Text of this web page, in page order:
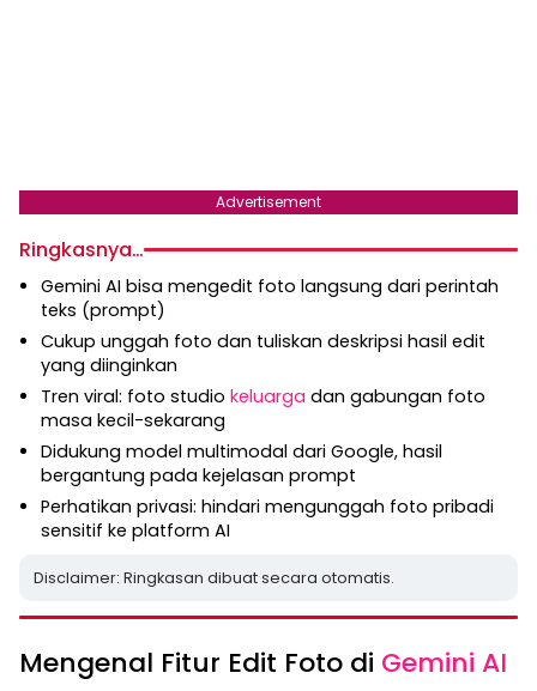
Advertisement
Ringkasnya…
Gemini AI bisa mengedit foto langsung dari perintah
teks (prompt)
Cukup unggah foto dan tuliskan deskripsi hasil edit
yang diinginkan
Tren viral: foto studio keluarga dan gabungan foto
masa kecil-sekarang
Didukung model multimodal dari Google, hasil
bergantung pada kejelasan prompt
Perhatikan privasi: hindari mengunggah foto pribadi
sensitif ke platform AI
Disclaimer: Ringkasan dibuat secara otomatis.
Mengenal Fitur Edit Foto di Gemini AI